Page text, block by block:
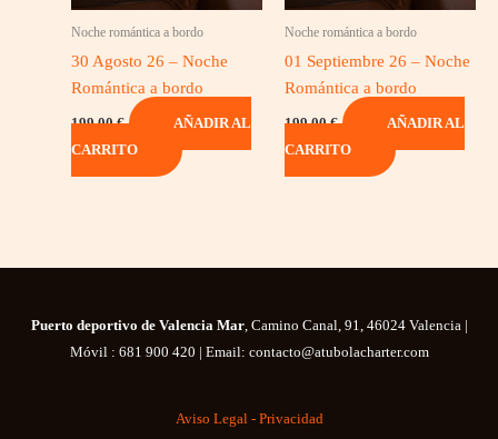
Noche romántica a bordo
30 Agosto 26 – Noche
Romántica a bordo
199,00€
AÑADIR AL
CARRITO
Noche romántica a bordo
01 Septiembre 26 – Noche
Romántica a bordo
199,00€
AÑADIR AL
CARRITO
Puerto deportivo de Valencia Mar, Camino Canal, 91, 46024 Valencia |
Móvil : 681 900 420 | Email: contacto@atubolacharter.com
Aviso Legal - Privacidad